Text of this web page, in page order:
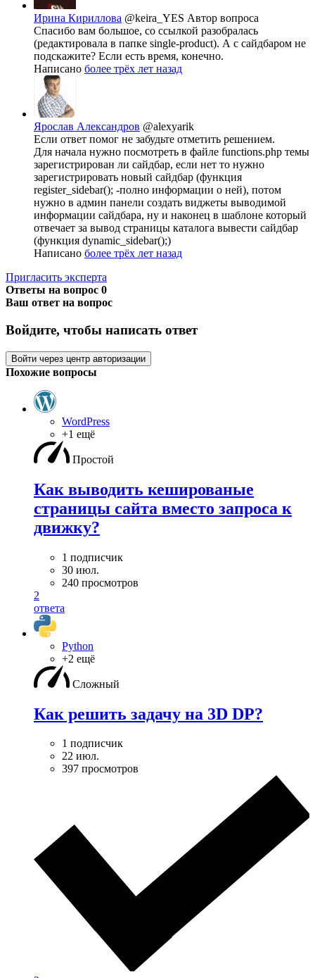
Ирина Кириллова @keira_YES Автор вопроса
Спасибо вам большое, со ссылкой разобралась
(редактировала в папке single-product). А с сайдбаром не
подскажите? Если есть время, конечно.
Написано более трёх лет назад
Ярослав Александров @alexyarik
Если ответ помог не забудьте отметить решением.
Для начала нужно посмотреть в файле functions.php темы
зарегистрирован ли сайдбар, если нет то нужно
зарегистрировать новый сайдбар (функция
register_sidebar(); -полно информации о ней), потом
нужно в админ панели создать виджеты выводимой
информации сайдбара, ну и наконец в шаблоне который
отвечает за вывод страницы каталога вывести сайдбар
(функция dynamic_sidebar();)
Написано более трёх лет назад
Пригласить эксперта
Ответы на вопрос 0
Ваш ответ на вопрос
Войдите, чтобы написать ответ
Войти через центр авторизации
Похожие вопросы
WordPress
+1 ещё
Простой
Как выводить кешированые
страницы сайта вместо запроса к
движку?
1 подписчик
30 июл.
240 просмотров
2
ответа
Python
+2 ещё
Сложный
Как решить задачу на 3D DP?
1 подписчик
22 июл.
397 просмотров